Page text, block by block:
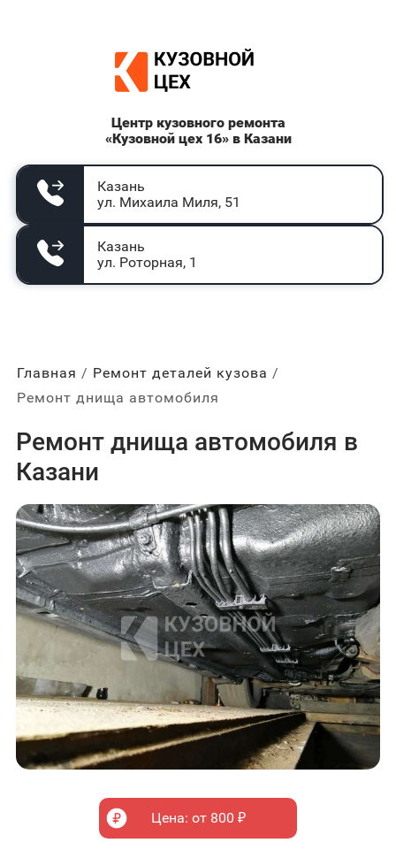
Центр кузовного ремонта
«Кузовной цех 16» в Казани
Казань
ул. Михаила Миля, 51
Казань
ул. Роторная, 1
Главная
Ремонт деталей кузова
Ремонт днища автомобиля
Ремонт днища автомобиля в
Казани
Цена: от 800 ₽